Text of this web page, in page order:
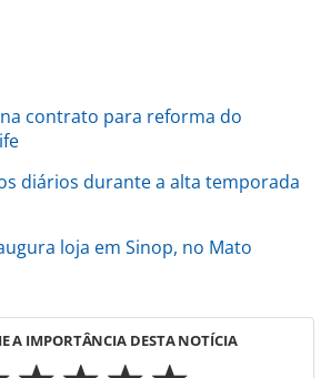
contrato para reforma do
diários durante a alta temporada
loja em Sinop, no Mato
A IMPORTÂNCIA DESTA NOTÍCIA